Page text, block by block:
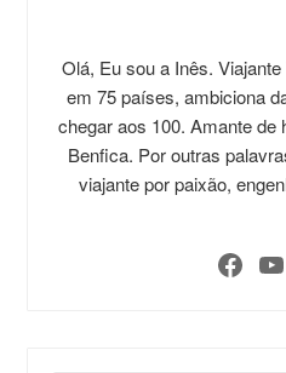
Olá, Eu sou a Inês.
em 75 países, ambiciona
chegar aos 100. Amante de
Benfica. Por outras
viajante por paixão,